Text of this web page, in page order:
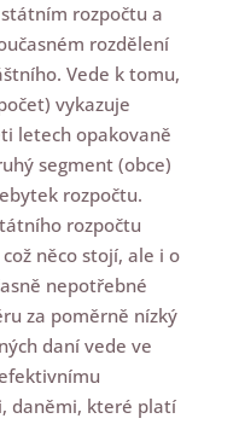
rozpočtu a
rozdělení
Vede k tomu,
vykazuje
letech opakovaně
segment (obce)
rozpočtu.
rozpočtu
něco stojí, ale i o
nepotřebné
za poměrně nízký
daní vede ve
daněmi, které platí